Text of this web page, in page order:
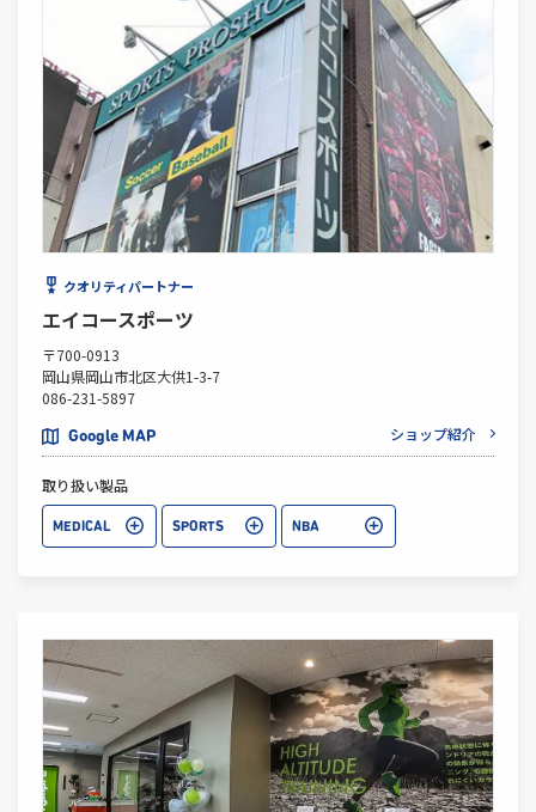
クオリティパートナー
エイコースポーツ
〒700-0913
岡山県岡山市北区大供1-3-7
086-231-5897
Google MAP ショップ紹介
取り扱い製品
MEDICAL SPORTS NBA